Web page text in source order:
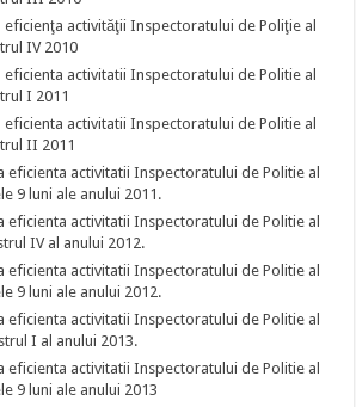
activităţii Inspectoratului de Poliţie al
IV 2010
activitatii Inspectoratului de Politie al
I 2011
activitatii Inspectoratului de Politie al
II 2011
activitatii Inspectoratului de Politie al
9 luni ale anului 2011.
activitatii Inspectoratului de Politie al
IV al anului 2012.
activitatii Inspectoratului de Politie al
9 luni ale anului 2012.
activitatii Inspectoratului de Politie al
I al anului 2013.
activitatii Inspectoratului de Politie al
9 luni ale anului 2013